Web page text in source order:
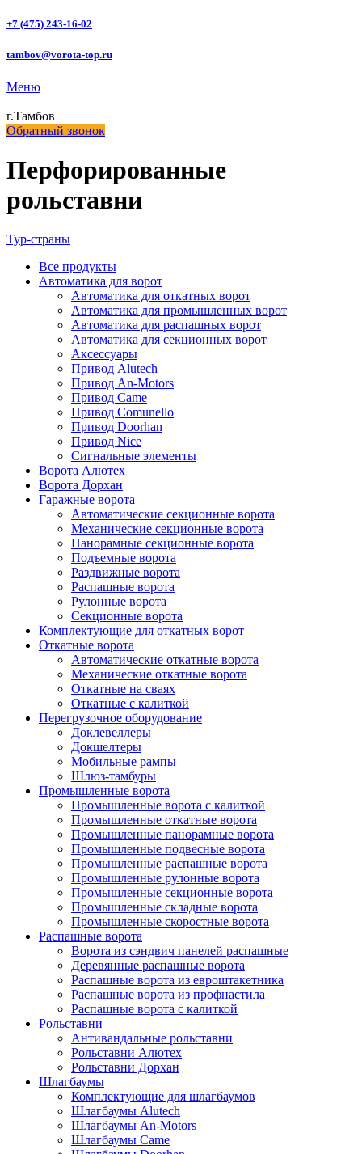
+7 (475) 243-16-02
tambov@vorota-top.ru
Меню
г.Тамбов
Обратный звонок
Перфорированные
рольставни
Тур-страны
Все продукты
Автоматика для ворот
Автоматика для откатных ворот
Автоматика для промышленных ворот
Автоматика для распашных ворот
Автоматика для секционных ворот
Аксессуары
Привод Alutech
Привод An-Motors
Привод Came
Привод Comunello
Привод Doorhan
Привод Nice
Сигнальные элементы
Ворота Алютех
Ворота Дорхан
Гаражные ворота
Автоматические секционные ворота
Механические секционные ворота
Панорамные секционные ворота
Подъемные ворота
Раздвижные ворота
Распашные ворота
Рулонные ворота
Секционные ворота
Комплектующие для откатных ворот
Откатные ворота
Автоматические откатные ворота
Механические откатные ворота
Откатные на сваях
Откатные с калиткой
Перегрузочное оборудование
Доклевеллеры
Докшелтеры
Мобильные рампы
Шлюз-тамбуры
Промышленные ворота
Промышленные ворота с калиткой
Промышленные откатные ворота
Промышленные панорамные ворота
Промышленные подвесные ворота
Промышленные распашные ворота
Промышленные рулонные ворота
Промышленные секционные ворота
Промышленные складные ворота
Промышленные скоростные ворота
Распашные ворота
Ворота из сэндвич панелей распашные
Деревянные распашные ворота
Распашные ворота из евроштакетника
Распашные ворота из профнастила
Распашные ворота с калиткой
Рольставни
Антивандальные рольставни
Рольставни Алютех
Рольставни Дорхан
Шлагбаумы
Комплектующие для шлагбаумов
Шлагбаумы Alutech
Шлагбаумы An-Motors
Шлагбаумы Came